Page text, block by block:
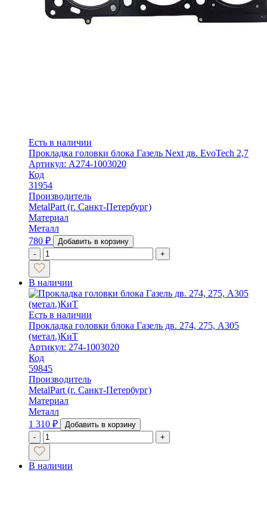
Есть в наличии
Прокладка головки блока Газель Next дв. EvoTech 2,7
Артикул: A274-1003020
Код
31954
Производитель
MetalPart (г. Санкт-Петербург)
Материал
Металл
780 ₽
Добавить в корзину
-
+
В наличии
Есть в наличии
Прокладка головки блока Газель дв. 274, 275, А305
(метал.)КиТ
Артикул: 274-1003020
Код
59845
Производитель
MetalPart (г. Санкт-Петербург)
Материал
Металл
1 310 ₽
Добавить в корзину
-
+
В наличии